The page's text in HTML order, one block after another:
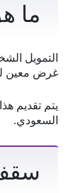
ما
التمويل
غرض معين
يتم تقديم
السعودي.